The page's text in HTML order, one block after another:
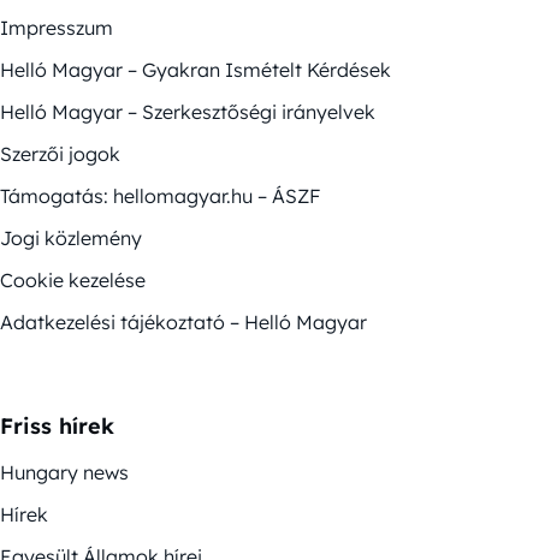
Impresszum
Helló Magyar – Gyakran Ismételt Kérdések
Helló Magyar – Szerkesztőségi irányelvek
Szerzői jogok
Támogatás: hellomagyar.hu – ÁSZF
Jogi közlemény
Cookie kezelése
Adatkezelési tájékoztató – Helló Magyar
Friss hírek
Hungary news
Hírek